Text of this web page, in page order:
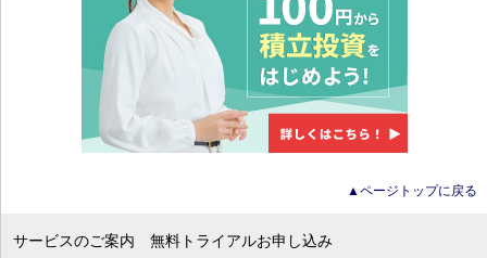
▲ページトップに戻る
サービスのご案内 無料トライアルお申し込み